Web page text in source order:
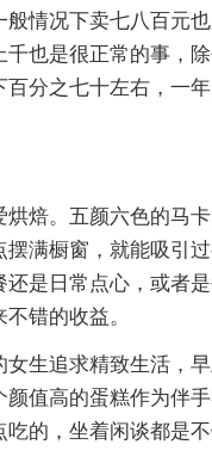
般情况下卖七八百元
也是很正常的事，
百分之七十左右，一
烘焙。五颜六色的马
摆满橱窗，就能吸引
还是日常点心，或者
错的收益。
女生追求精致生活，
颜值高的蛋糕作为伴
的，坐着闲谈都是不